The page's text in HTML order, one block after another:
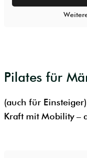
Pilates für
(auch für Einsteiger)
Kraft mit Mobility –